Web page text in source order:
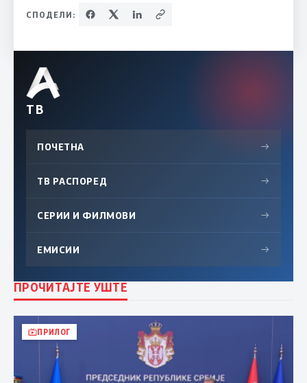
СПОДЕЛИ:
ТВ
ПОЧЕТНА →
ТВ РАСПОРЕД →
СЕРИИ И ФИЛМОВИ →
ЕМИСИИ →
ПРОЧИТАЈТЕ УШТЕ
ПРИЛОГ